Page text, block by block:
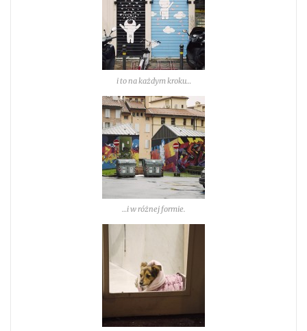
i to na każdym kroku…
…i w różnej formie.